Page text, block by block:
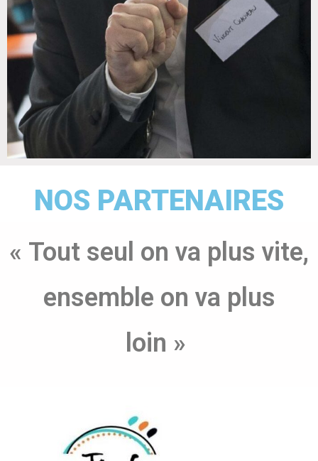
NOS PARTENAIRES
« Tout seul on va plus vite,
ensemble on va plus
loin »